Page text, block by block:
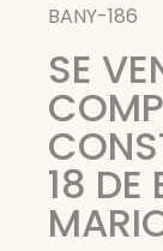
BANY-186
SE
18 DE